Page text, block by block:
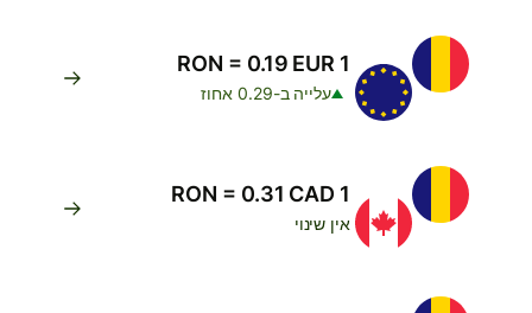
1 RON = 0.19 EUR
עלייה ב-0.29 אחוז
1 RON = 0.31 CAD
אין שינוי